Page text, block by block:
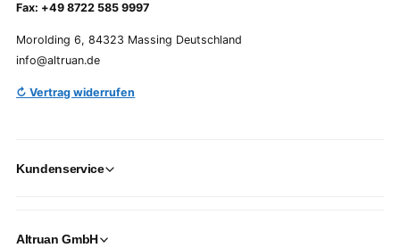
Fax: +49 8722 585 9997
Morolding 6, 84323 Massing Deutschland
info@altruan.de
↻ Vertrag widerrufen
Kundenservice
Altruan GmbH